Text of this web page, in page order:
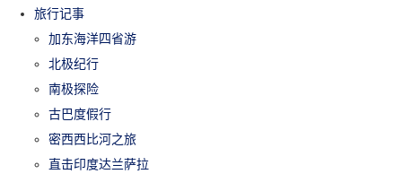
旅行记事
加东海洋四省游
北极纪行
南极探险
古巴度假行
密西西比河之旅
直击印度达兰萨拉